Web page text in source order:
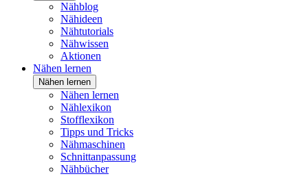
Nähblog
Nähideen
Nähtutorials
Nähwissen
Aktionen
Nähen lernen
Nähen lernen
Nähen lernen
Nählexikon
Stofflexikon
Tipps und Tricks
Nähmaschinen
Schnittanpassung
Nähbücher